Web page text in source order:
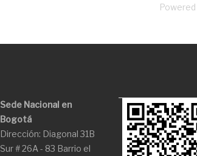
Powered
Sede Nacional en
Bogotá
Dirección: Diagonal 31B
Sur # 26A - 83 Barrio el